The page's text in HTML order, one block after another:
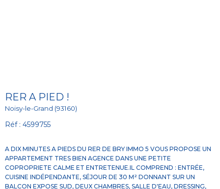
RER A PIED !
Noisy-le-Grand (93160)
Réf : 4599755
A DIX MINUTES A PIEDS DU RER DE BRY IMMO 5 VOUS PROPOSE UN
APPARTEMENT TRES BIEN AGENCE DANS UNE PETITE
COPROPRIETE CALME ET ENTRETENUE.IL COMPREND : ENTRÉE,
CUISINE INDÉPENDANTE, SÉJOUR DE 30 M² DONNANT SUR UN
BALCON EXPOSE SUD, DEUX CHAMBRES, SALLE D'EAU, DRESSING,